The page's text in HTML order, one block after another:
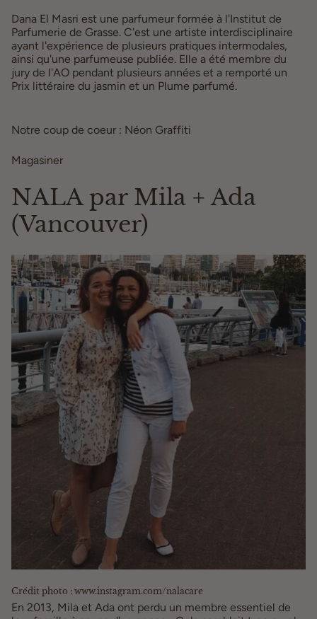
Dana El Masri est une parfumeur formée à l'Institut de
Parfumerie de Grasse. C'est une artiste interdisciplinaire
ayant l'expérience de plusieurs pratiques intermodales,
ainsi qu'une parfumeuse publiée. Elle a été membre du
jury de l'AO pendant plusieurs années et a remporté un
Prix littéraire du jasmin et un Plume parfumé.
Notre coup de coeur : Néon Graffiti
Magasiner
NALA par Mila + Ada
(Vancouver)
Crédit photo : www.instagram.com/nalacare
En 2013, Mila et Ada ont perdu un membre essentiel de